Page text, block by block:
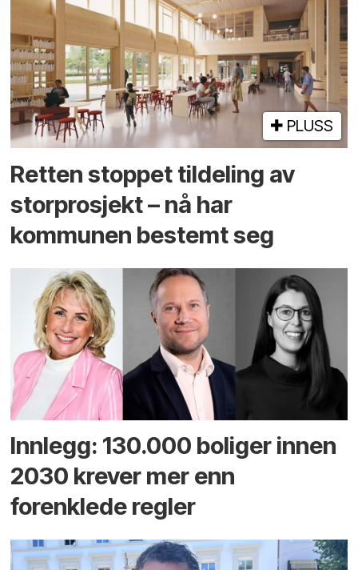
PLUSS
Retten stoppet tildeling av
storprosjekt – nå har
kommunen bestemt seg
Innlegg: 130.000 boliger innen
2030 krever mer enn
forenklede regler